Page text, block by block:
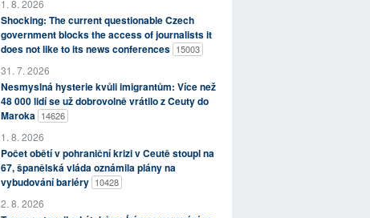
1. 8. 2026
Shocking: The current questionable Czech
government blocks the access of journalists it
does not like to its news conferences 15003
31. 7. 2026
Nesmyslná hysterie kvůli imigrantům: Více než
48 000 lidí se už dobrovolně vrátilo z Ceuty do
Maroka 14626
1. 8. 2026
Počet obětí v pohraniční krizi v Ceutě stoupl na
67, španělská vláda oznámila plány na
vybudování bariéry 10428
2. 8. 2026